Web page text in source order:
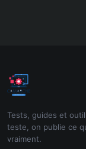
Tests, guides et
teste, on publie ce
vraiment.